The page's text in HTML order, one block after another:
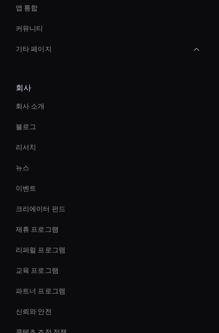
앱 통합
커뮤니티
기타 페이지
Live Ai Avatar
Ai Avatar For Business
Ai Avatar For Customer Service
Ai Avatar For Video Calls
Virtual Assistant For Business
Self-Learning Ai Avatar
Live Ai Presenter
회사
회사 소개
블로그
리서치
뉴스
이벤트
크리에이터 펀드
제휴 프로그램
리퍼럴 프로그램
교육 프로그램
파트너 프로그램
신뢰와 안전